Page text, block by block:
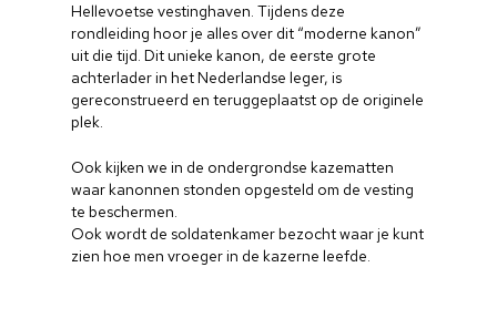
Hellevoetse vestinghaven. Tijdens deze
rondleiding hoor je alles over dit “moderne kanon”
uit die tijd. Dit unieke kanon, de eerste grote
achterlader in het Nederlandse leger, is
gereconstrueerd en teruggeplaatst op de originele
plek.
Ook kijken we in de ondergrondse kazematten
waar kanonnen stonden opgesteld om de vesting
te beschermen.
Ook wordt de soldatenkamer bezocht waar je kunt
zien hoe men vroeger in de kazerne leefde.